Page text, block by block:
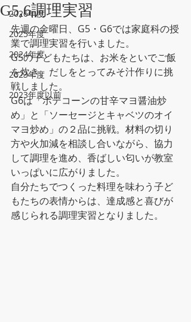
2026年度
2025年度
2024年度
2023年度
2023年度以前
G5,6調理実習
先週の金曜日、G5・G6では家庭科の授
業で調理実習を行いました。
G5の子どもたちは、お米をといでご飯
を炊き、だしをとってみそ汁作りに挑
戦しました。
G6は「ポテコーンの甘辛マヨ醤油炒
め」と「ソーセージとキャベツのオイ
マヨ炒め」の２品に挑戦。材料の切り
方や火加減を相談し合いながら、協力
して調理を進め、香ばしい匂いが教室
いっぱいに広がりました。
自分たちでつくった料理を味わう子ど
もたちの表情からは、達成感と喜びが
感じられる調理実習となりました。